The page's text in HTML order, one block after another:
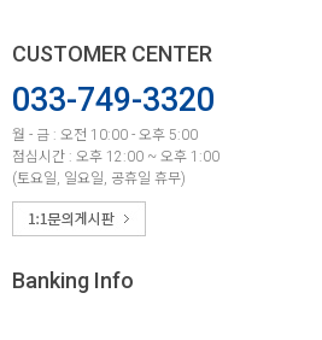
CUSTOMER CENTER
033-749-3320
월 - 금 : 오전 10:00 - 오후 5:00
점심시간 : 오후 12:00 ~ 오후 1:00
(토요일, 일요일, 공휴일 휴무)
Banking Info